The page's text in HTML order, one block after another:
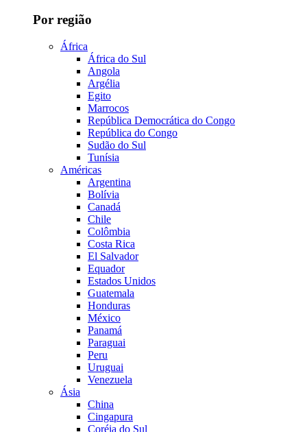
Por região
África
África do Sul
Angola
Argélia
Egito
Marrocos
República Democrática do Congo
República do Congo
Sudão do Sul
Tunísia
Américas
Argentina
Bolívia
Canadá
Chile
Colômbia
Costa Rica
El Salvador
Equador
Estados Unidos
Guatemala
Honduras
México
Panamá
Paraguai
Peru
Uruguai
Venezuela
Ásia
China
Cingapura
Coréia do Sul